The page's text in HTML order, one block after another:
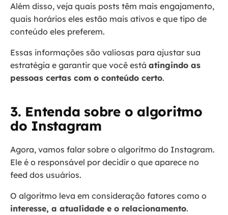
Além disso, veja quais posts têm mais engajamento,
quais horários eles estão mais ativos e que tipo de
conteúdo eles preferem.
Essas informações são valiosas para ajustar sua
estratégia e garantir que você está atingindo as
pessoas certas com o conteúdo certo.
3. Entenda sobre o algoritmo
do Instagram
Agora, vamos falar sobre o algoritmo do Instagram.
Ele é o responsável por decidir o que aparece no
feed dos usuários.
O algoritmo leva em consideração fatores como o
interesse, a atualidade e o relacionamento.